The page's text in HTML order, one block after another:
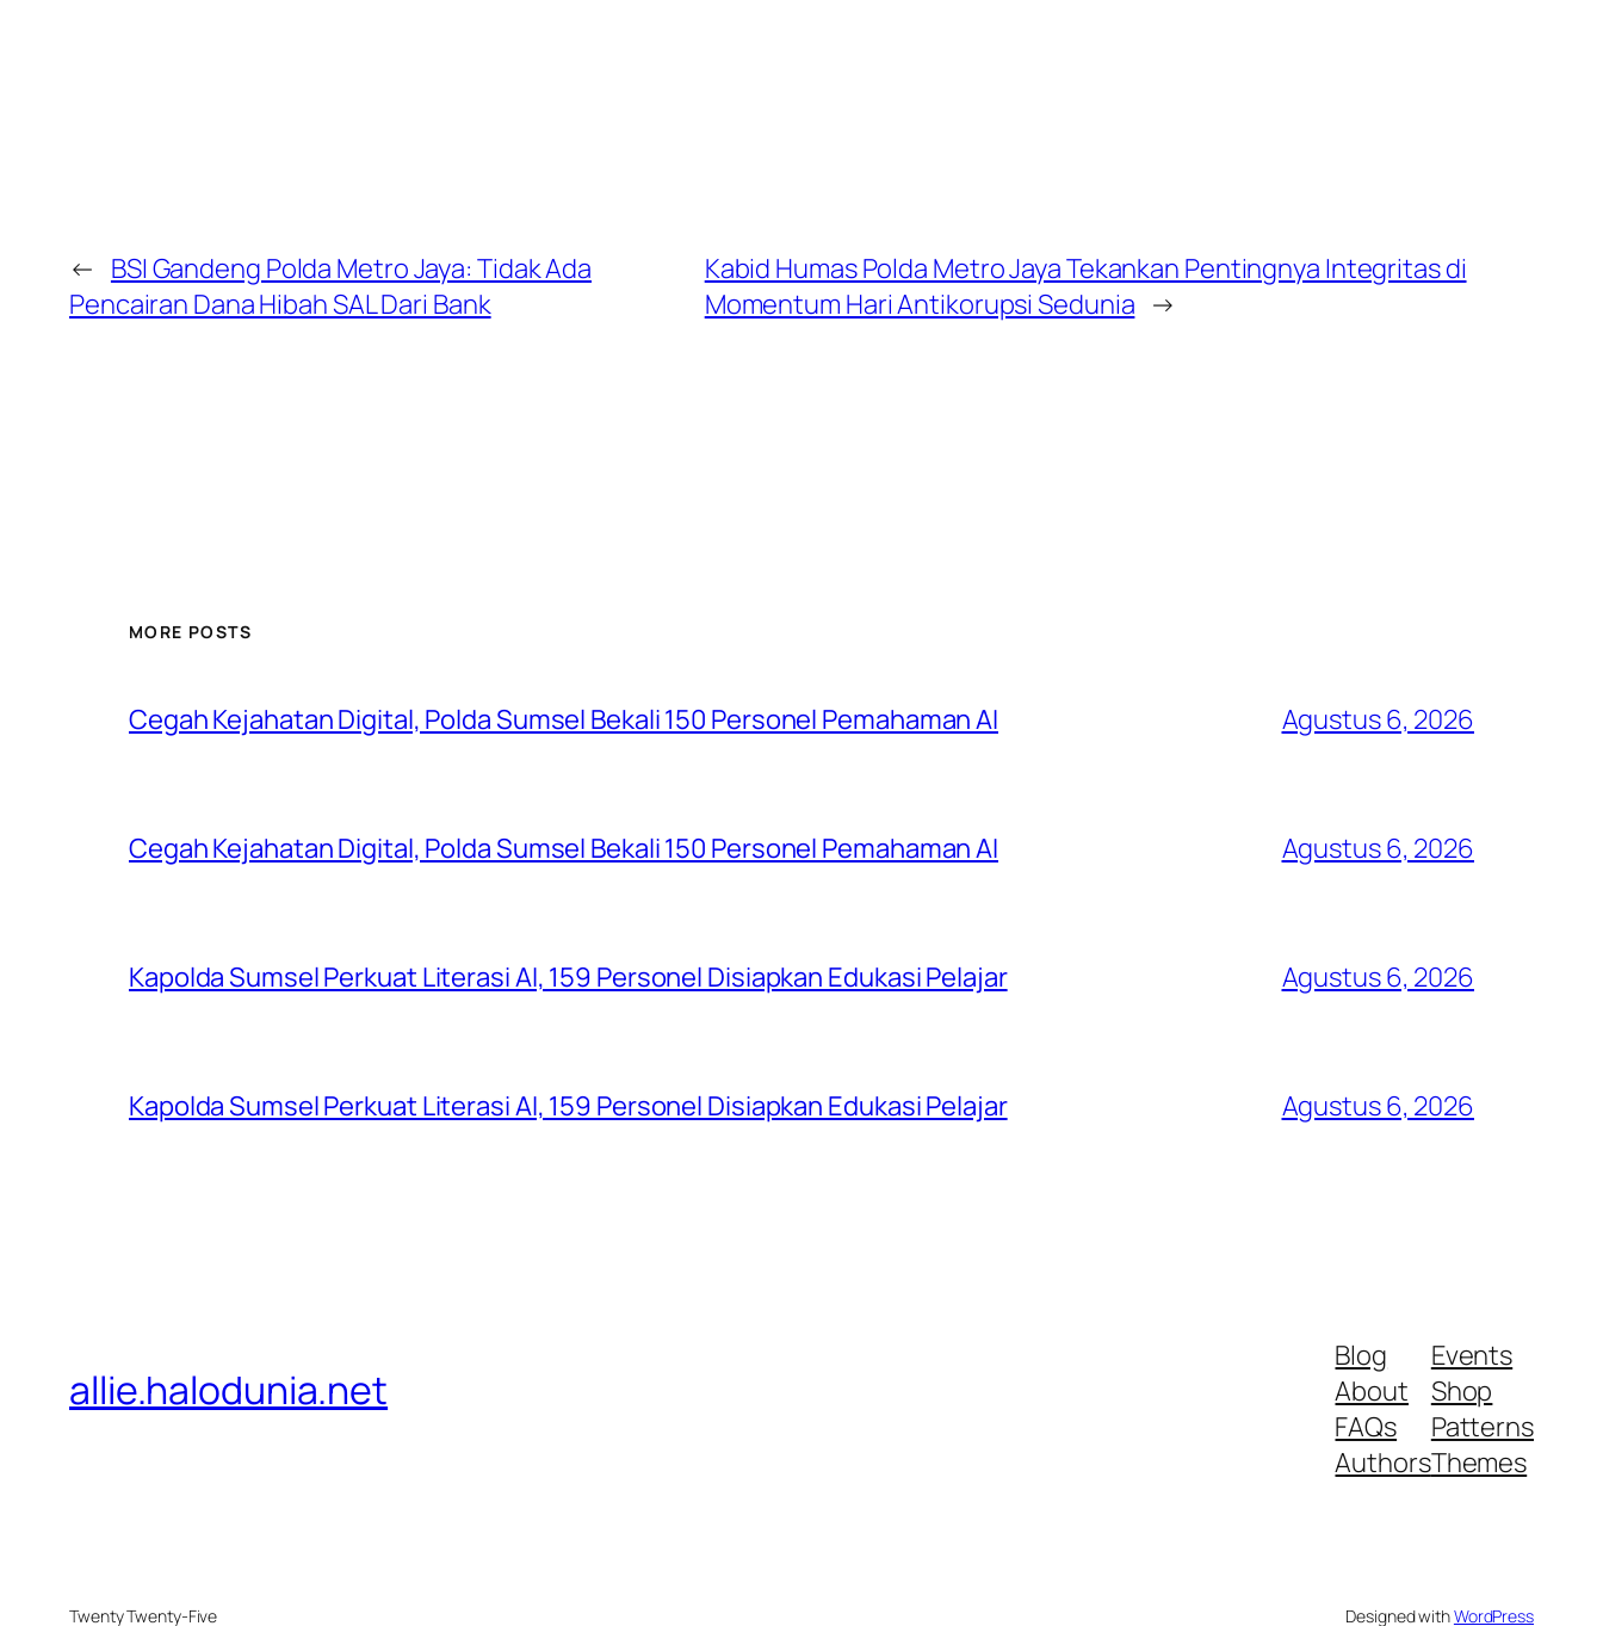
← BSI Gandeng Polda Metro Jaya: Tidak Ada
Pencairan Dana Hibah SAL Dari Bank
Kabid Humas Polda Metro Jaya Tekankan Pentingnya Integritas di
Momentum Hari Antikorupsi Sedunia →
MORE POSTS
Cegah Kejahatan Digital, Polda Sumsel Bekali 150 Personel Pemahaman AI Agustus 6, 2026
Cegah Kejahatan Digital, Polda Sumsel Bekali 150 Personel Pemahaman AI Agustus 6, 2026
Kapolda Sumsel Perkuat Literasi AI, 159 Personel Disiapkan Edukasi Pelajar Agustus 6, 2026
Kapolda Sumsel Perkuat Literasi AI, 159 Personel Disiapkan Edukasi Pelajar Agustus 6, 2026
allie.halodunia.net
Blog
About
FAQs
Authors
Events
Shop
Patterns
Themes
Twenty Twenty-Five Designed withWordPress